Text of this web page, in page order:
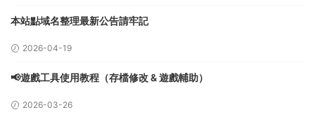
本站點域名整理最新公告請牢記
2026-04-19
📢遊戲工具使用教程（存檔修改 & 遊戲輔助）
2026-03-26